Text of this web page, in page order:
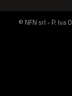
© NFN srl - P. Iva